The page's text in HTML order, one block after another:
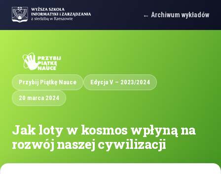
Archiwum wykładów
Przybij Piątkę Nauce Edycja V – 2023/2024
20 marca 2024
Jak loty w kosmos wpłyną na
rozwój naszej cywilizacji